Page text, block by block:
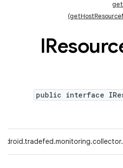
public interface